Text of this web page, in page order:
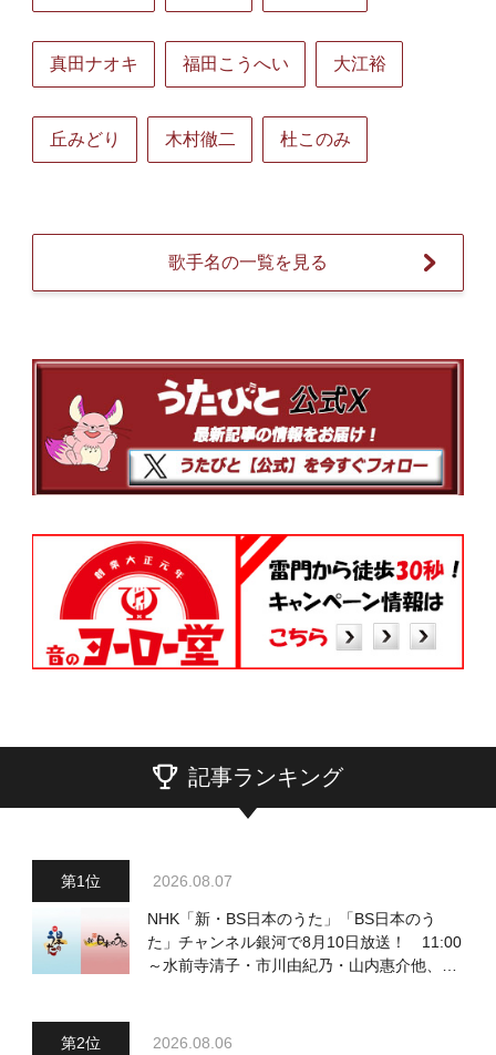
真田ナオキ 福田こうへい 大江裕
丘みどり 木村徹二 杜このみ
歌手名の一覧を見る
記事ランキング
2026.08.07
NHK「新・BS日本のうた」「BS日本のう
た」チャンネル銀河で8月10日放送！ 11:00
～水前寺清子・市川由紀乃・山内惠介他、
2026.08.06